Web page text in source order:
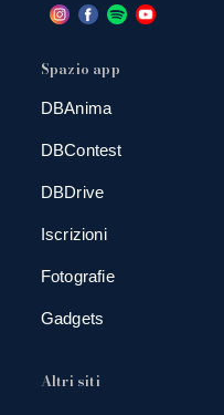
Spazio app
DBAnima
DBContest
DBDrive
Iscrizioni
Fotografie
Gadgets
Altri siti